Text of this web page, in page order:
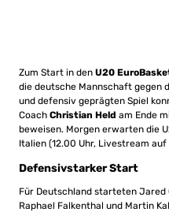
Zum Start in den U20
die deutsche Mannschaft gegen
und defensiv geprägten Spiel
Coach Christian Held am Ende
beweisen. Morgen erwarten die
Italien (12.00 Uhr, Livestream auf
Defensivstarker Start
Für Deutschland starteten Jared
Raphael Falkenthal und Martin